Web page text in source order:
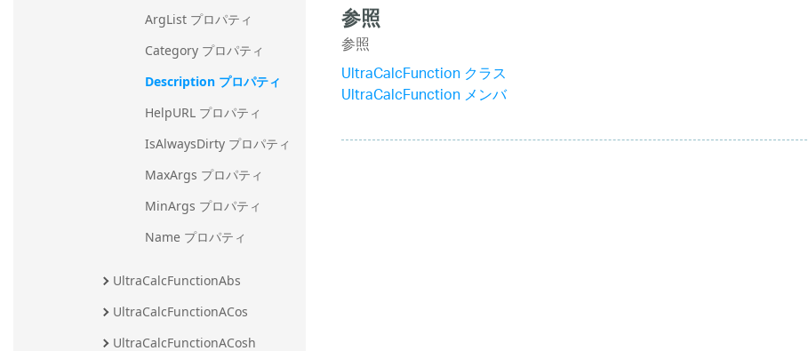
ArgList プロパティ
Category プロパティ
Description プロパティ
HelpURL プロパティ
IsAlwaysDirty プロパティ
MaxArgs プロパティ
MinArgs プロパティ
Name プロパティ
UltraCalcFunctionAbs
UltraCalcFunctionACos
UltraCalcFunctionACosh
参照
参照
UltraCalcFunction クラス
UltraCalcFunction メンバ